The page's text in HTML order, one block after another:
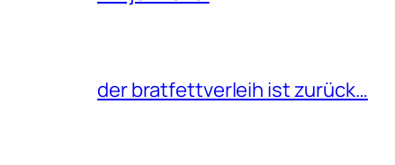
der bratfettverleih ist zurück…